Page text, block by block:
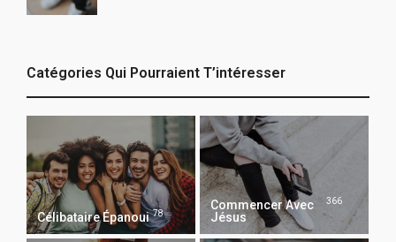
Catégories Qui Pourraient T’intéresser
Célibataire Épanoui 78
Commencer Avec
Jésus
366